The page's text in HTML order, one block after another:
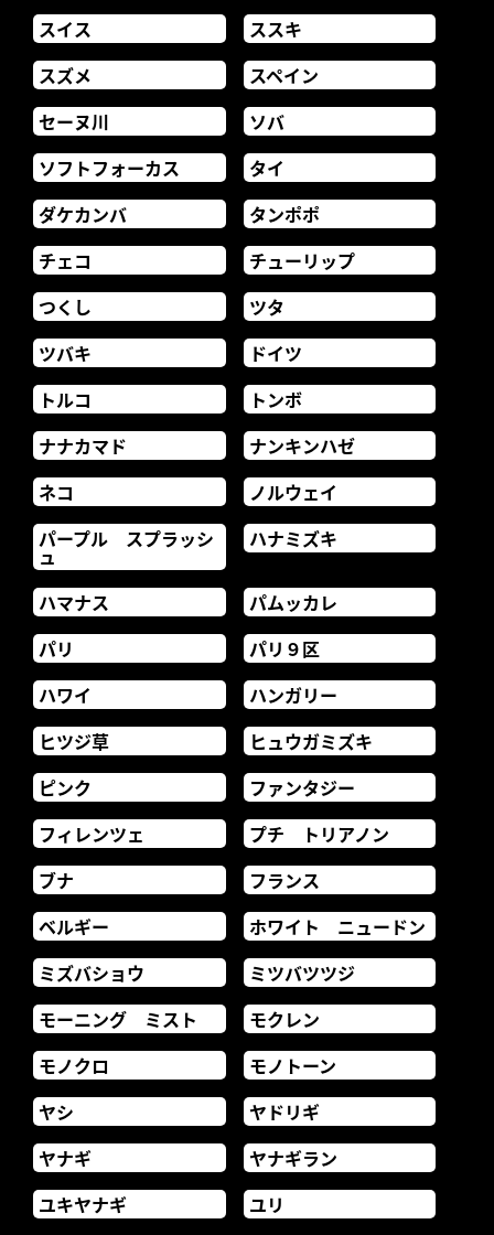
スイス
ススキ
スズメ
スペイン
セーヌ川
ソバ
ソフトフォーカス
タイ
ダケカンバ
タンポポ
チェコ
チューリップ
つくし
ツタ
ツバキ
ドイツ
トルコ
トンボ
ナナカマド
ナンキンハゼ
ネコ
ノルウェイ
パープル スプラッシ
ュ
ハナミズキ
ハマナス
パムッカレ
パリ
パリ９区
ハワイ
ハンガリー
ヒツジ草
ヒュウガミズキ
ピンク
ファンタジー
フィレンツェ
プチ トリアノン
ブナ
フランス
ベルギー
ホワイト ニュードン
ミズバショウ
ミツバツツジ
モーニング ミスト
モクレン
モノクロ
モノトーン
ヤシ
ヤドリギ
ヤナギ
ヤナギラン
ユキヤナギ
ユリ